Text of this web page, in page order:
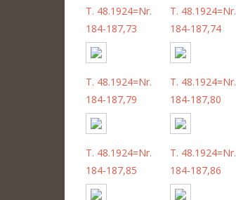
T. 48.1924=Nr.
184-187,73
T. 48.1924=Nr.
184-187,74
T. 48.1924=Nr.
184-187,79
T. 48.1924=Nr.
184-187,80
T. 48.1924=Nr.
184-187,85
T. 48.1924=Nr.
184-187,86